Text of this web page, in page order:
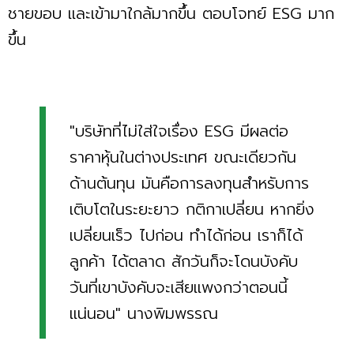
ชายขอบ และเข้ามาใกล้มากขึ้น ตอบโจทย์ ESG มาก
ขึ้น
"บริษัทที่ไม่ใส่ใจเรื่อง ESG มีผลต่อ
ราคาหุ้นในต่างประเทศ ขณะเดียวกัน
ด้านต้นทุน มันคือการลงทุนสำหรับการ
เติบโตในระยะยาว กติกาเปลี่ยน หากยิ่ง
เปลี่ยนเร็ว ไปก่อน ทำได้ก่อน เราก็ได้
ลูกค้า ได้ตลาด สักวันก็จะโดนบังคับ
วันที่เขาบังคับจะเสียแพงกว่าตอนนี้
แน่นอน" นางพิมพรรณ